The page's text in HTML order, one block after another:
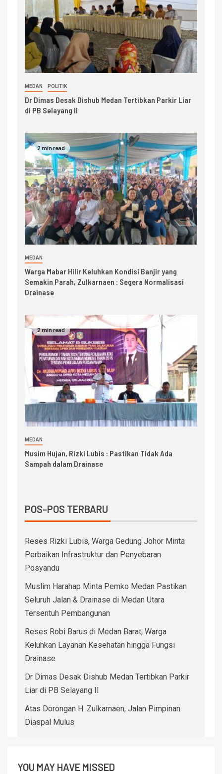
MEDAN POLITIK
Dr Dimas Desak Dishub Medan Tertibkan Parkir Liar
di PB Selayang II
2 min read
MEDAN
Warga Mabar Hilir Keluhkan Kondisi Banjir yang
Semakin Parah, Zulkarnaen : Segera Normalisasi
Drainase
2 min read
MEDAN
Musim Hujan, Rizki Lubis : Pastikan Tidak Ada
Sampah dalam Drainase
POS-POS TERBARU
Reses Rizki Lubis, Warga Gedung Johor Minta
Perbaikan Infrastruktur dan Penyebaran
Posyandu
Muslim Harahap Minta Pemko Medan Pastikan
Seluruh Jalan & Drainase di Medan Utara
Tersentuh Pembangunan
Reses Robi Barus di Medan Barat, Warga
Keluhkan Layanan Kesehatan hingga Fungsi
Drainase
Dr Dimas Desak Dishub Medan Tertibkan Parkir
Liar di PB Selayang II
Atas Dorongan H. Zulkarnaen, Jalan Pimpinan
Diaspal Mulus
YOU MAY HAVE MISSED